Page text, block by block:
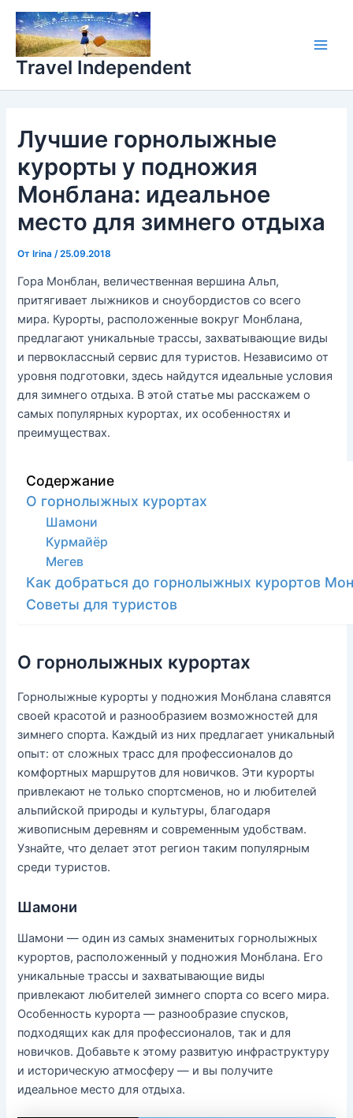
Перейти
содержимому
Travel Independent
Лучшие горнолыжные
курорты у подножия
Монблана: идеальное
место для зимнего отдыха
От Irina/25.09.2018
Гора Монблан, величественная вершина Альп,
притягивает лыжников и сноубордистов со всего
мира. Курорты, расположенные вокруг Монблана,
предлагают уникальные трассы, захватывающие виды
и первоклассный сервис для туристов. Независимо от
уровня подготовки, здесь найдутся идеальные условия
для зимнего отдыха. В этой статье мы расскажем о
самых популярных курортах, их особенностях и
преимуществах.
Содержание
О горнолыжных курортах
Шамони
Курмайёр
Мегев
Как добраться до горнолыжных курортов
Советы для туристов
О горнолыжных курортах
Горнолыжные курорты у подножия Монблана славятся
своей красотой и разнообразием возможностей для
зимнего спорта. Каждый из них предлагает уникальный
опыт: от сложных трасс для профессионалов до
комфортных маршрутов для новичков. Эти курорты
привлекают не только спортсменов, но и любителей
альпийской природы и культуры, благодаря
живописным деревням и современным удобствам.
Узнайте, что делает этот регион таким популярным
среди туристов.
Шамони
Шамони — один из самых знаменитых горнолыжных
курортов, расположенный у подножия Монблана. Его
уникальные трассы и захватывающие виды
привлекают любителей зимнего спорта со всего мира.
Особенность курорта — разнообразие спусков,
подходящих как для профессионалов, так и для
новичков. Добавьте к этому развитую инфраструктуру
и историческую атмосферу — и вы получите
идеальное место для отдыха.